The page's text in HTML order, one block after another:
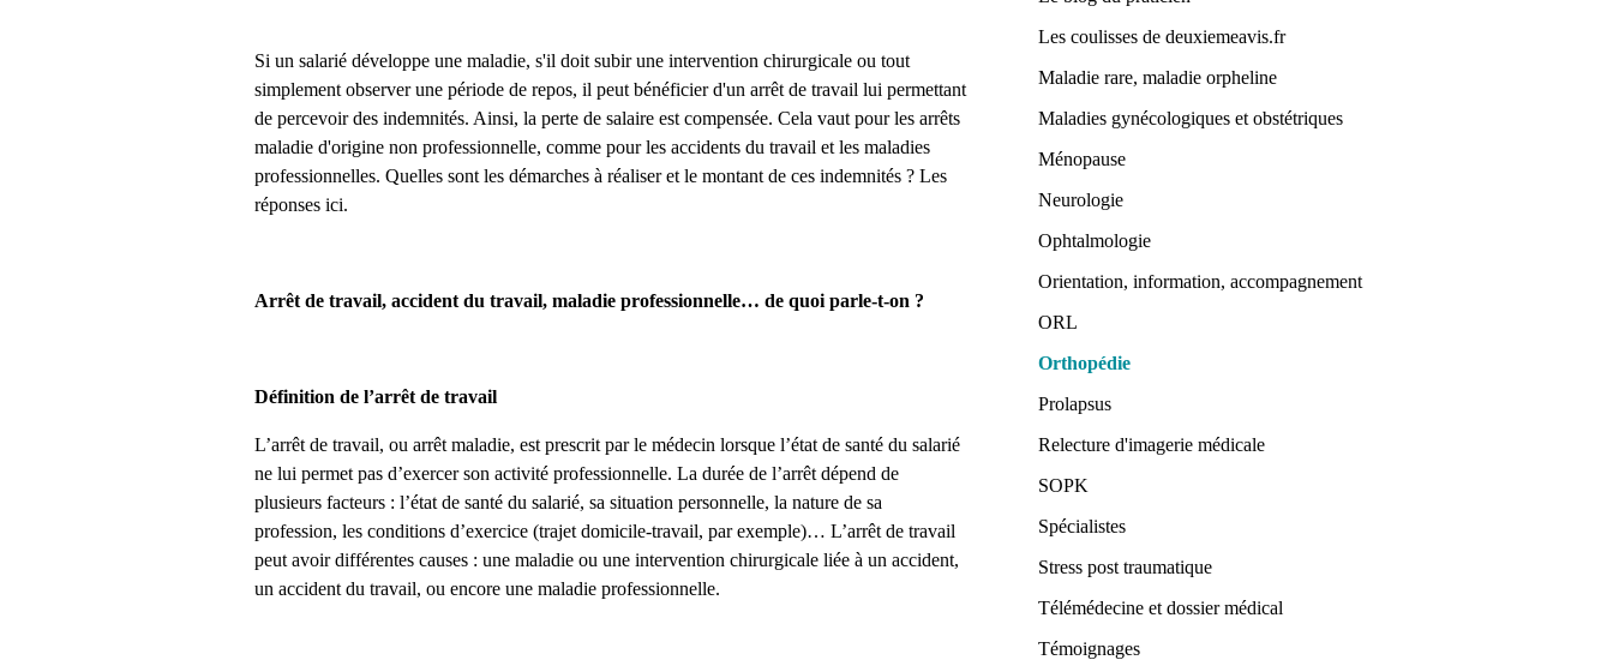
Si un salarié développe une maladie, s'il doit subir une intervention chirurgicale ou tout
simplement observer une période de repos, il peut bénéficier d'un arrêt de travail lui permettant
de percevoir des indemnités. Ainsi, la perte de salaire est compensée. Cela vaut pour les arrêts
maladie d'origine non professionnelle, comme pour les accidents du travail et les maladies
professionnelles. Quelles sont les démarches à réaliser et le montant de ces indemnités ? Les
réponses ici.
Arrêt de travail, accident du travail, maladie professionnelle… de quoi parle-t-on ?
Définition de l’arrêt de travail
L’arrêt de travail, ou arrêt maladie, est prescrit par le médecin lorsque l’état de santé du salarié
ne lui permet pas d’exercer son activité professionnelle. La durée de l’arrêt dépend de
plusieurs facteurs : l’état de santé du salarié, sa situation personnelle, la nature de sa
profession, les conditions d’exercice (trajet domicile-travail, par exemple)… L’arrêt de travail
peut avoir différentes causes : une maladie ou une intervention chirurgicale liée à un accident,
un accident du travail, ou encore une maladie professionnelle.
Les coulisses de deuxiemeavis.fr
Maladie rare, maladie orpheline
Maladies gynécologiques et obstétriques
Ménopause
Neurologie
Ophtalmologie
Orientation, information, accompagnement
ORL
Orthopédie
Prolapsus
Relecture d'imagerie médicale
SOPK
Spécialistes
Stress post traumatique
Télémédecine et dossier médical
Témoignages